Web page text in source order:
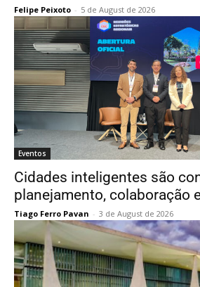
Felipe Peixoto - 5 de August de 2026
Eventos
Cidades inteligentes são
planejamento, colaboração
Tiago Ferro Pavan - 3 de August de 2026